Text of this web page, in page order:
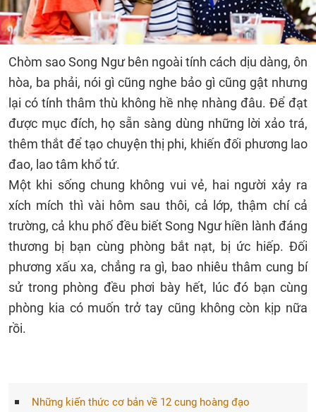
Chòm sao Song Ngư bên ngoài tính cách dịu dàng, ôn
hòa, ba phải, nói gì cũng nghe bảo gì cũng gật nhưng
lại có tính thâm thù không hề nhẹ nhàng đâu. Để đạt
được mục đích, họ sẵn sàng dùng những lời xảo trá,
thêm thắt để tạo chuyện thị phi, khiến đối phương lao
đao, lao tâm khổ tứ.
Một khi sống chung không vui vẻ, hai người xảy ra
xích mích thì vài hôm sau thôi, cả lớp, thậm chí cả
trường, cả khu phố đều biết Song Ngư hiền lành đáng
thương bị bạn cùng phòng bắt nạt, bị ức hiếp. Đối
phương xấu xa, chẳng ra gì, bao nhiêu thâm cung bí
sử trong phòng đều phơi bày hết, lúc đó bạn cùng
phòng kia có muốn trở tay cũng không còn kịp nữa
rồi.
Những kiến thức cơ bản về 12 cung hoàng đạo